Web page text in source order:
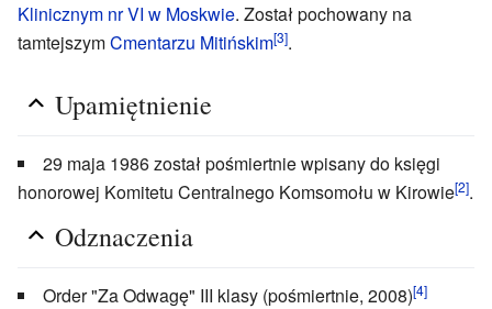
Klinicznym nr VI w Moskwie. Został pochowany na
tamtejszymCmentarzu Mitińskim[3].
Upamiętnienie
29 maja 1986 został pośmiertnie wpisany do księgi
honorowej Komitetu Centralnego Komsomołu w Kirowie[2].
Odznaczenia
Order "Za Odwagę" III klasy (pośmiertnie, 2008)[4]